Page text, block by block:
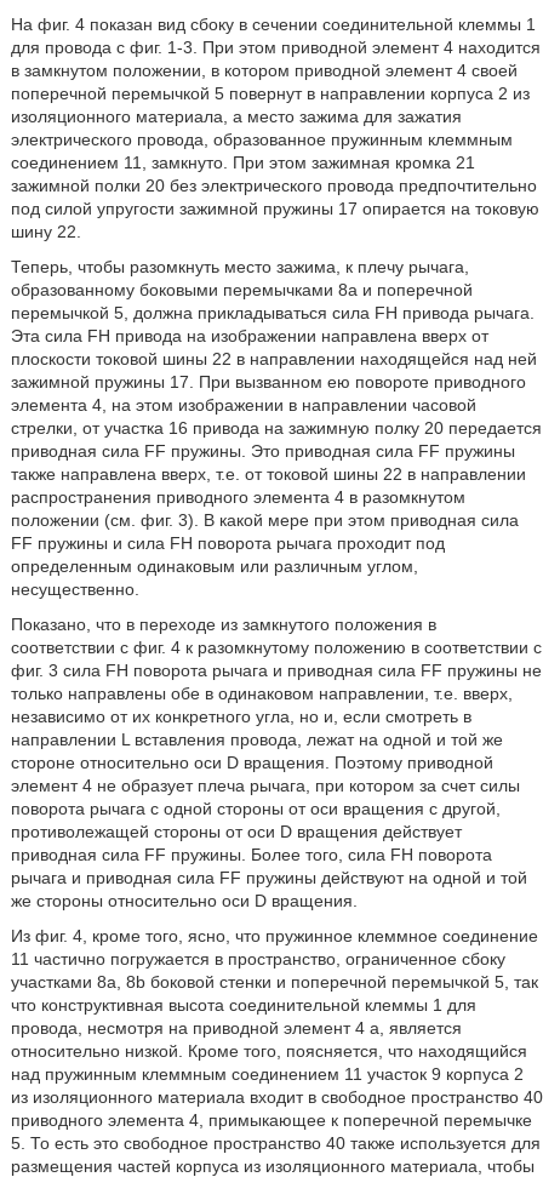
На фиг. 4 показан вид сбоку в сечении соединительной клеммы 1
для провода с фиг. 1-3. При этом приводной элемент 4 находится
в замкнутом положении, в котором приводной элемент 4 своей
поперечной перемычкой 5 повернут в направлении корпуса 2 из
изоляционного материала, а место зажима для зажатия
электрического провода, образованное пружинным клеммным
соединением 11, замкнуто. При этом зажимная кромка 21
зажимной полки 20 без электрического провода предпочтительно
под силой упругости зажимной пружины 17 опирается на токовую
шину 22.
Теперь, чтобы разомкнуть место зажима, к плечу рычага,
образованному боковыми перемычками 8a и поперечной
перемычкой 5, должна прикладываться сила FH привода рычага.
Эта сила FH привода на изображении направлена вверх от
плоскости токовой шины 22 в направлении находящейся над ней
зажимной пружины 17. При вызванном ею повороте приводного
элемента 4, на этом изображении в направлении часовой
стрелки, от участка 16 привода на зажимную полку 20 передается
приводная сила FF пружины. Это приводная сила FF пружины
также направлена вверх, т.е. от токовой шины 22 в направлении
распространения приводного элемента 4 в разомкнутом
положении (см. фиг. 3). В какой мере при этом приводная сила
FF пружины и сила FH поворота рычага проходит под
определенным одинаковым или различным углом,
несущественно.
Показано, что в переходе из замкнутого положения в
соответствии с фиг. 4 к разомкнутому положению в соответствии с
фиг. 3 сила FH поворота рычага и приводная сила FF пружины не
только направлены обе в одинаковом направлении, т.е. вверх,
независимо от их конкретного угла, но и, если смотреть в
направлении L вставления провода, лежат на одной и той же
стороне относительно оси D вращения. Поэтому приводной
элемент 4 не образует плеча рычага, при котором за счет силы
поворота рычага с одной стороны от оси вращения с другой,
противолежащей стороны от оси D вращения действует
приводная сила FF пружины. Более того, сила FH поворота
рычага и приводная сила FF пружины действуют на одной и той
же стороны относительно оси D вращения.
Из фиг. 4, кроме того, ясно, что пружинное клеммное соединение
11 частично погружается в пространство, ограниченное сбоку
участками 8a, 8b боковой стенки и поперечной перемычкой 5, так
что конструктивная высота соединительной клеммы 1 для
провода, несмотря на приводной элемент 4 а, является
относительно низкой. Кроме того, поясняется, что находящийся
над пружинным клеммным соединением 11 участок 9 корпуса 2
из изоляционного материала входит в свободное пространство 40
приводного элемента 4, примыкающее к поперечной перемычке
5. То есть это свободное пространство 40 также используется для
размещения частей корпуса из изоляционного материала, чтобы